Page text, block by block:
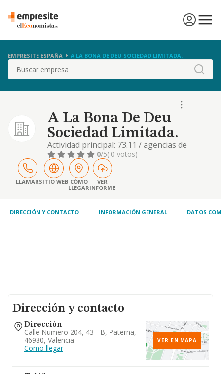
EMPRESITE ESPAÑA A LA BONA DE DEU SOCIEDAD LIMITADA.
Buscar
A La Bona De Deu
Sociedad Limitada.
Actividad principal: 73.11 / agencias de
publicidad. otras actividades: 59.15 /
actividades de producción cinematográfica y
de vídeo, 82.99 / otras actividades de apoyo a
las empresas, 35.19 / produccion de energía
eléctrica de otros tipos, 41.10 / promoción
0/5( 0 votos)
LLAMARSITIO WEB CÓMO
LLEGAR
VER
INFORME
DIRECCIÓN Y CONTACTO INFORMACIÓN GENERAL DATOS
Dirección y contacto
Dirección
Calle Numero 204, 43 - B, Paterna,
46980, Valencia
Como llegar
VER EN MAPA